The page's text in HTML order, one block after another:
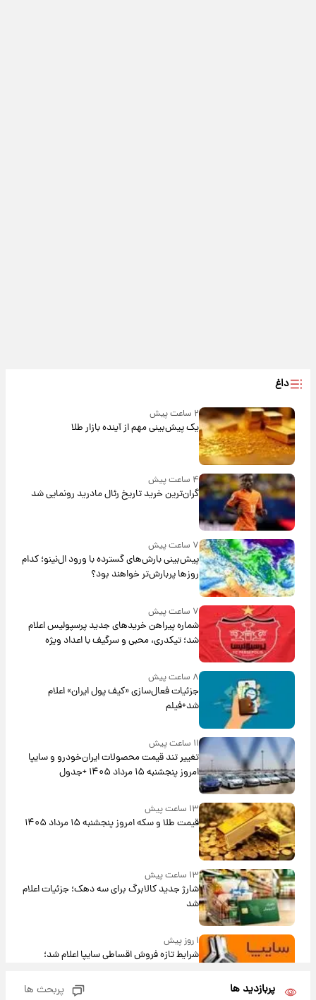
داغ
۲ ساعت پیش
یک پیش‌بینی مهم از آینده بازار طلا
۴ ساعت پیش
گران‌ترین خرید تاریخ رئال مادرید رونمایی شد
۷ ساعت پیش
پیش‌بینی بارش‌های گسترده با ورود ال‌نینو؛ کدام
روزها پربارش‌تر خواهند بود؟
۷ ساعت پیش
شماره پیراهن خریدهای جدید پرسپولیس اعلام
شد؛ تیکدری، محبی و سرگیف با اعداد ویژه
۸ ساعت پیش
جزئیات فعال‌سازی «کیف پول ایران» اعلام
شد+فیلم
۱۱ ساعت پیش
تغییر تند قیمت محصولات ایران‌خودرو و سایپا
امروز پنجشنبه ۱۵ مرداد ۱۴۰۵ +جدول
۱۳ ساعت پیش
قیمت طلا و سکه امروز پنجشنبه ۱۵ مرداد ۱۴۰۵
۱۳ ساعت پیش
شارژ جدید کالابرگ برای سه دهک؛ جزئیات اعلام
شد
۱ روز پیش
شرایط تازه فروش اقساطی سایپا اعلام شد؛
پربازدید ها پربحث ها